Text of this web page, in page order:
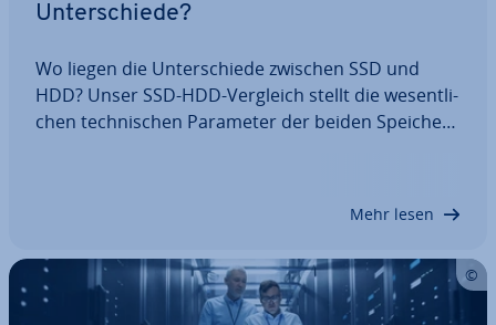
Un­ter­schie­de?
Wo liegen die Un­ter­schie­de zwischen SSD und
HDD? Unser SSD-HDD-Vergleich stellt die we­sent­li­
chen tech­ni­schen Parameter der beiden Spei­cher­
Mehr lesen